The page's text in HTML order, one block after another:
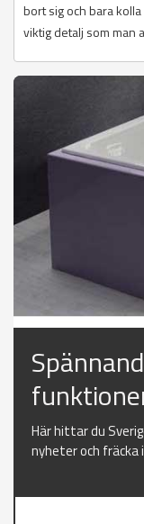
bort sig och bara
viktig detalj som man
Här hittar du
nyheter och fräcka